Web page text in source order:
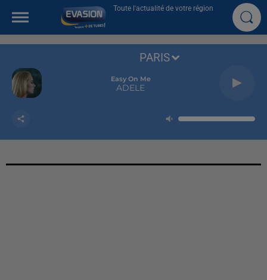
Toute l'actualité de votre région
Easy On Me
ADELE
PARIS